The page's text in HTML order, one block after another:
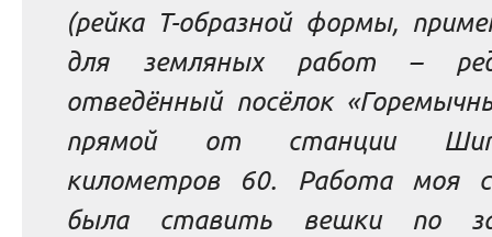
(рейка Т-образной формы,
для земляных работ –
отведённый посёлок
прямой от станции
километров 60.
Работа моя
была ставить вешки по